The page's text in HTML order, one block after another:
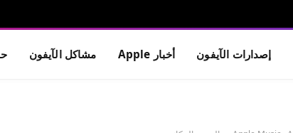
إصدارات الآيفون أخبار Apple مشاكل الآيفون